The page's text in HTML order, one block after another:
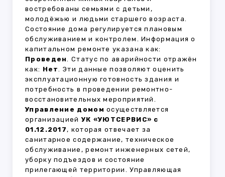
востребованы семьями с детьми,
молодёжью и людьми старшего возраста.
Состояние дома регулируется плановым
обслуживанием и контролем. Информация о
капитальном ремонте указана как:
Проведен. Статус по аварийности отражён
как: Нет. Эти данные позволяют оценить
эксплуатационную готовность здания и
потребность в проведении ремонтно-
восстановительных мероприятий.
Управление домом осуществляется
организациейУК «УЮТСЕРВИС» с
01.12.2017, которая отвечает за
санитарное содержание, техническое
обслуживание, ремонт инженерных сетей,
уборку подъездов и состояние
прилегающей территории. Управляющая